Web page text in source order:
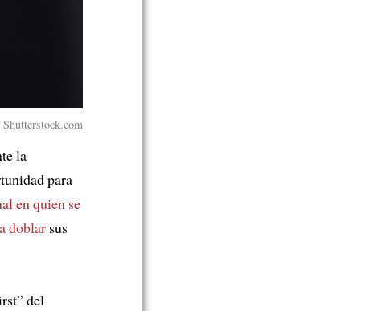
la
para
en quien se
doblar sus
del